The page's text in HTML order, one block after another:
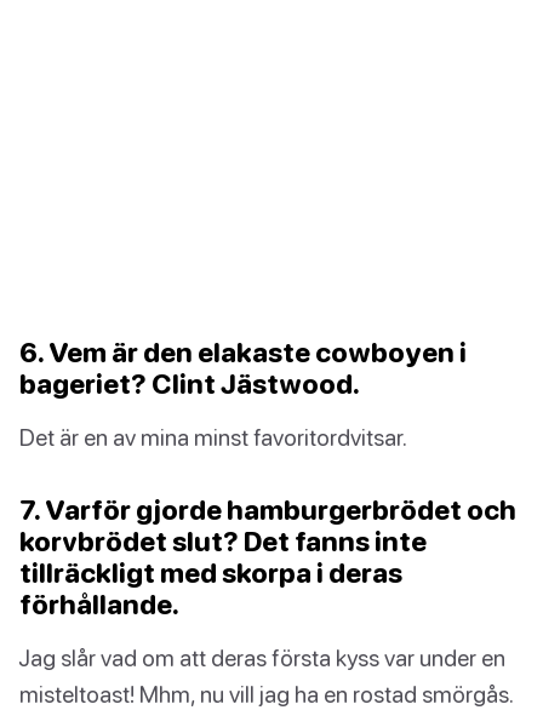
6. Vem är den elakaste cowboyen i
bageriet? Clint Jästwood.
Det är en av mina minst favoritordvitsar.
7. Varför gjorde hamburgerbrödet och
korvbrödet slut? Det fanns inte
tillräckligt med skorpa i deras
förhållande.
Jag slår vad om att deras första kyss var under en
misteltoast! Mhm, nu vill jag ha en rostad smörgås.